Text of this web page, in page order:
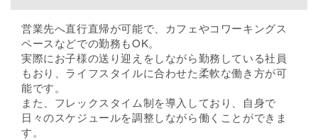
営業先へ直行直帰が可能で、カフェやコワーキングス
ペースなどでの勤務もOK。
実際にお子様の送り迎えをしながら勤務している社員
もおり、ライフスタイルに合わせた柔軟な働き方が可
能です。
また、フレックスタイム制を導入しており、自身で
日々のスケジュールを調整しながら働くことができま
す。